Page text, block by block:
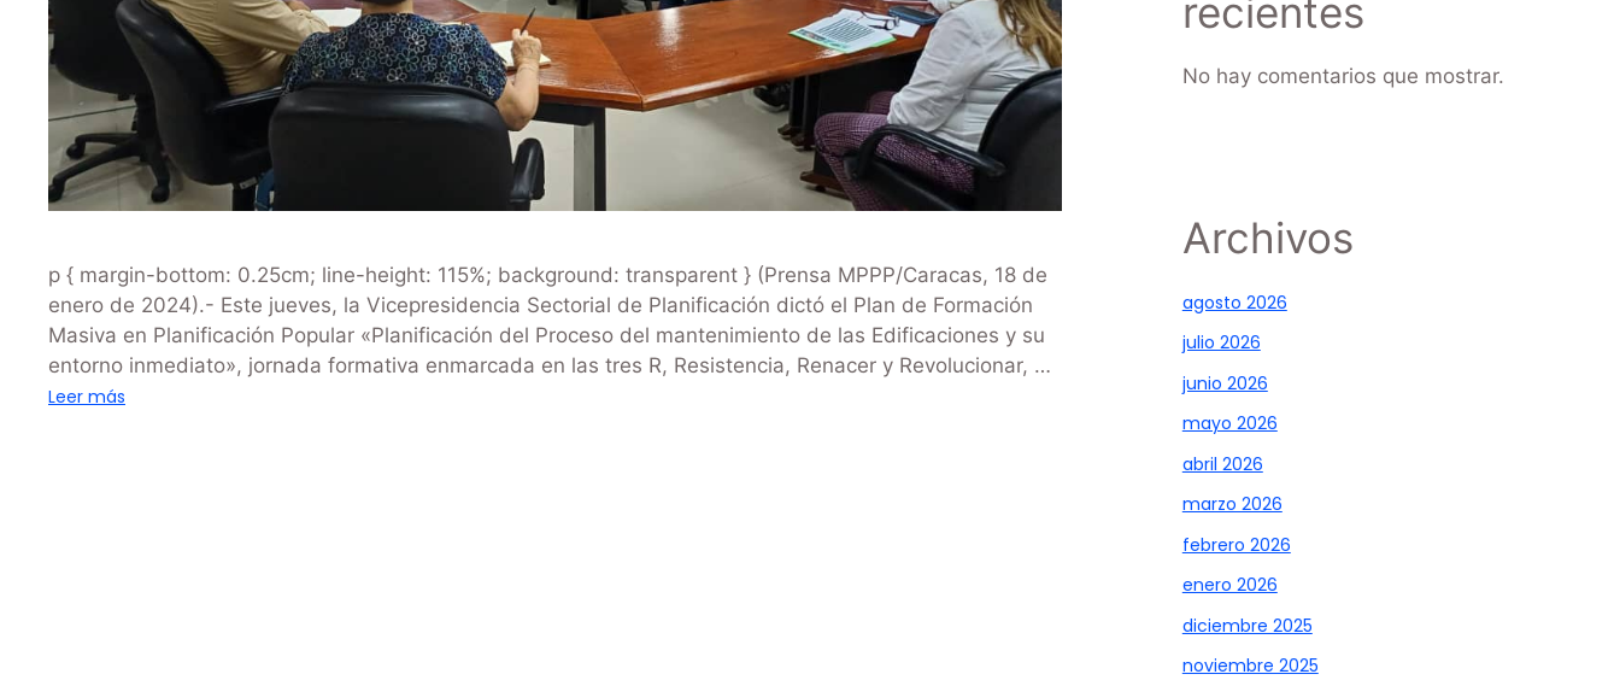
p { margin-bottom: 0.25cm; line-height: 115%; background: transparent } (Prensa MPPP/Caracas, 18 de
enero de 2024).- Este jueves, la Vicepresidencia Sectorial de Planificación dictó el Plan de Formación
Masiva en Planificación Popular «Planificación del Proceso del mantenimiento de las Edificaciones y su
entorno inmediato», jornada formativa enmarcada en las tres R, Resistencia, Renacer y Revolucionar, …
Leer más
recientes
No hay comentarios que mostrar.
Archivos
agosto 2026
julio 2026
junio 2026
mayo 2026
abril 2026
marzo 2026
febrero 2026
enero 2026
diciembre 2025
noviembre 2025